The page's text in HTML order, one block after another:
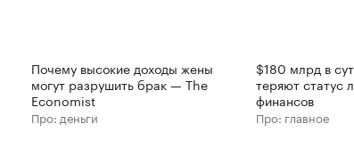
Почему высокие доходы жены
могут разрушить брак — The
Economist
Про: деньги
$180 млрд в
теряют статус
финансов
Про: главное